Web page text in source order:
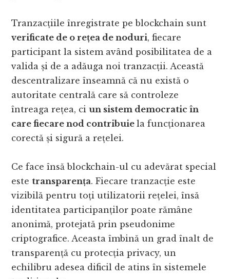
Tranzacțiile înregistrate pe blockchain sunt
verificate de o rețea de noduri, fiecare
participant la sistem având posibilitatea de a
valida și de a adăuga noi tranzacții. Această
descentralizare înseamnă că nu există o
autoritate centrală care să controleze
întreaga rețea, ciun sistem democratic în
care fiecare nod contribuiela funcționarea
corectă și sigură a rețelei.
Ce face însă blockchain-ul cu adevărat special
estetransparența. Fiecare tranzacție este
vizibilă pentru toți utilizatorii rețelei, însă
identitatea participanților poate rămâne
anonimă, protejată prin pseudonime
criptografice. Aceasta îmbină un grad înalt de
transparență cu protecția privacy, un
echilibru adesea dificil de atins în sistemele